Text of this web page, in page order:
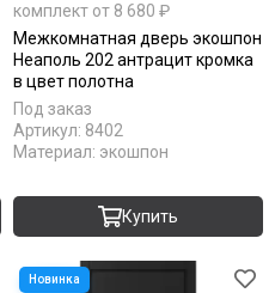
комплект от 8 680 ₽
Межкомнатная дверь экошпон
Неаполь 202 антрацит кромка
в цвет полотна
Под заказ
Артикул: 8402
Материал: экошпон
Купить